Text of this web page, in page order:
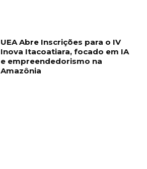
UEA Abre Inscrições para o IV
Inova Itacoatiara, focado em IA
e empreendedorismo na
Amazônia